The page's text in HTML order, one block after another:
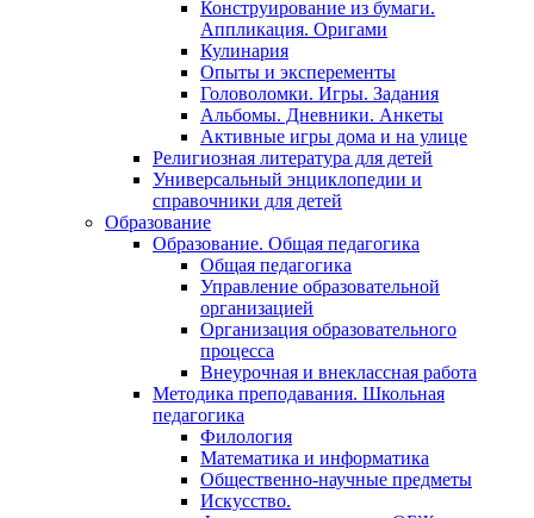
Конструирование из бумаги.
Аппликация. Оригами
Кулинария
Опыты и эксперементы
Головоломки. Игры. Задания
Альбомы. Дневники. Анкеты
Активные игры дома и на улице
Религиозная литература для детей
Универсальный энциклопедии и
справочники для детей
Образование
Образование. Общая педагогика
Общая педагогика
Управление образовательной
организацией
Организация образовательного
процесса
Внеурочная и внеклассная работа
Методика преподавания. Школьная
педагогика
Филология
Математика и информатика
Общественно-научные предметы
Искусство.